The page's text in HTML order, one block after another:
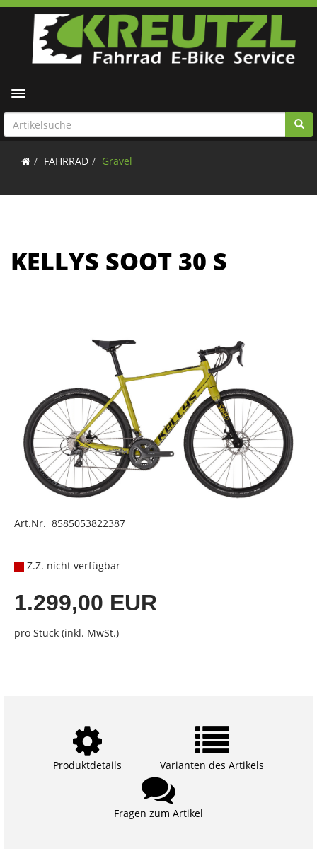
Toggle navigation
FAHRRAD Gravel
KELLYS SOOT 30 S
Art.Nr. 8585053822387
Z.Z. nicht verfügbar
1.299,00 EUR
pro Stück (inkl. MwSt.)
Produktdetails Varianten des Artikels
Fragen zum Artikel